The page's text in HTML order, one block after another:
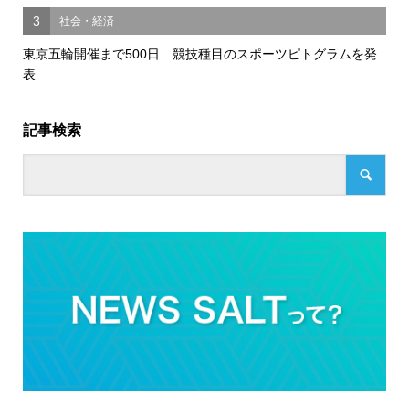
3 社会・経済
東京五輪開催まで500日 競技種目のスポーツピトグラムを発
表
記事検索